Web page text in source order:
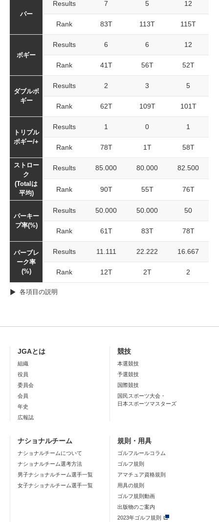
パー
Results 7 5 12
Rank 83T 113T 115T
ボギー
Results 6 6 12
Rank 41T 56T 52T
ダブルボ
ギー
Results 2 3 5
Rank 62T 109T 101T
トリプル
ボギー/+
Results 1 0 1
Rank 78T 1T 58T
ストロー
ク
(Totalは
平均)
Results 85.000 80.000 82.500
Rank 90T 55T 76T
パーキー
プ率(%)
Results 50.000 50.000 50
Rank 61T 83T 78T
パーブレ
ーク率
(%)
Results 11.111 22.222 16.667
Rank 12T 2T 2
各項目の説明
JGAとは
組織
役員
委員会
会員
年史
広報誌
競技
本選競技
予選競技
国際競技
国民スポーツ大会・
日本スポーツマスターズ
ナショナルチーム
ナショナルチームについて
ナショナルチーム選考方法
男子ナショナルチーム選手一覧
女子ナショナルチーム選手一覧
規則・用具
ゴルフルールコラム
ゴルフ規則
アマチュア資格規則
用具の規則
ゴルフ規則動画
出版物のご案内
2023年ゴルフ規則